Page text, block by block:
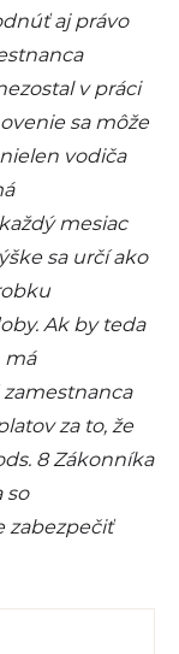
aj právo
v práci
sa môže
vodiča
mesiac
sa určí ako
Ak by teda
má
za to, že
8 Zákonníka
so
zabezpečiť